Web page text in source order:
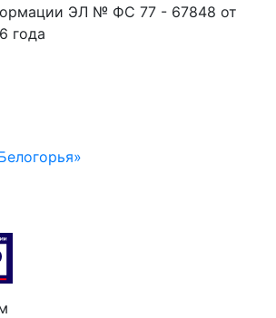
ЭЛ № ФС 77 - 67848 от
года